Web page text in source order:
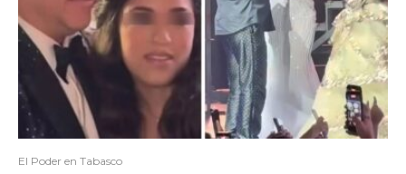
El Poder en Tabasco